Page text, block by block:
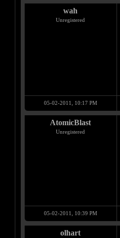
wah
Unregistered
05-02-2011, 10:17 PM
AtomicBlast
Unregistered
05-02-2011, 10:39 PM
olhart